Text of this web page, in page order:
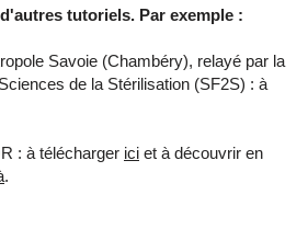
tutoriels. Par exemple :
Savoie (Chambéry), relayé par la
de la Stérilisation (SF2S) : à
: à télécharger ici et à découvrir en
.